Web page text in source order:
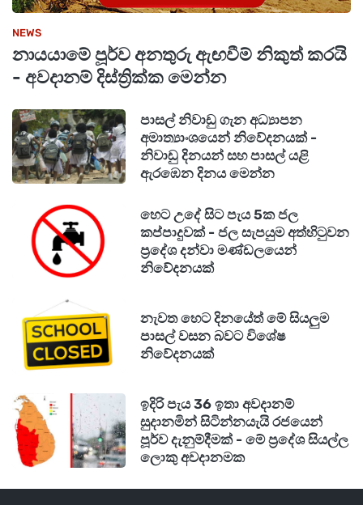
NEWS
නායයාමේ පූර්ව අනතුරු ඇඟවීම් නිකුත් කරයි
- අවදානම් දිස්ත්‍රික්ක මෙන්න
පාසල් නිවාඩු ගැන අධ්‍යාපන
අමාත්‍යාංශයෙන් නිවේදනයක් -
නිවාඩු දිනයන් සහ පාසල් යළි
ඇරඹෙන දිනය මෙන්න
හෙට උදේ සිට පැය 5ක ජල
කප්පාදුවක් - ජල සැපයුම අත්හිටුවන
ප්‍රදේශ දන්වා මණ්ඩලයෙන්
නිවේදනයක්
නැවත හෙට දිනයේත් මේ සියලුම
පාසල් වසන බවට විශේෂ
නිවේදනයක්
ඉදිරි පැය 36 ඉතා අවදානම්
සුදානමින් සිටින්නයැයි රජයෙන්
පූර්ව දැනුම්දීමක් - මේ ප්‍රදේශ සියල්ල
ලොකු අවදානමක